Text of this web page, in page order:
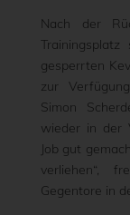
Nach der
gesperrten
zur
Simon
wieder in der
Job gut
verliehen“,
Gegentore in